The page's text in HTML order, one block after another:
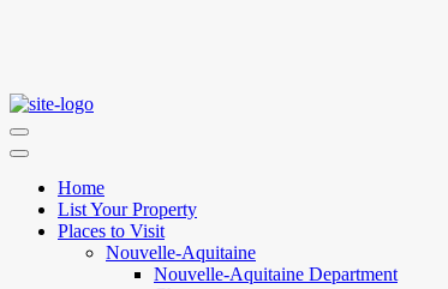
Home
List Your Property
Places to Visit
Nouvelle-Aquitaine
Nouvelle-Aquitaine Department